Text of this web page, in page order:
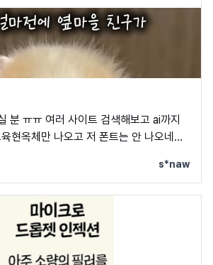
분 ㅠㅠ 여러 사이트 검색해보고 ai까지
현옥체만 나오고 저 폰트는 안 나오네요
s*naw